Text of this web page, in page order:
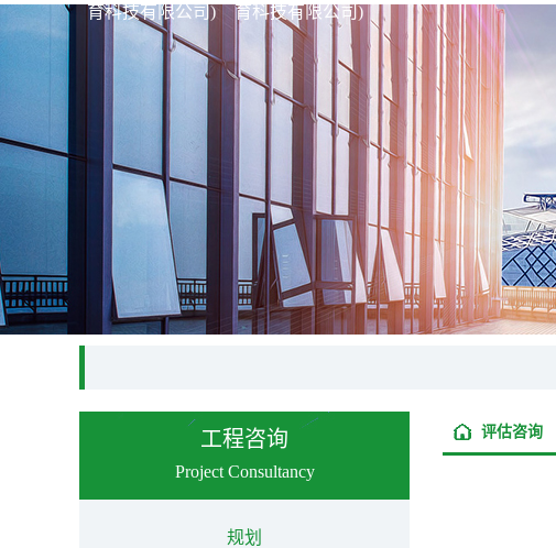
育科技有限公司) 育科技有限公司)
工程咨询
Project Consultancy
规划
评估咨询